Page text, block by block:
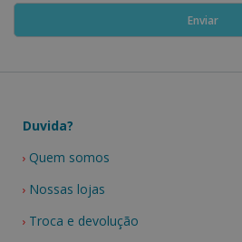
Duvida?
Quem somos
Nossas lojas
Troca e devolução